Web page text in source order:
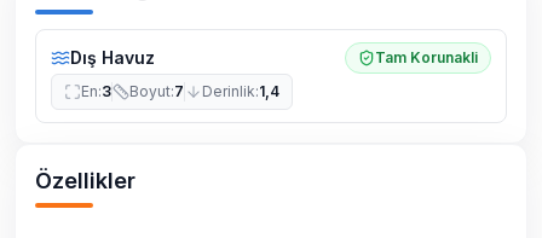
Dış Havuz
Tam Korunakli
En:3 Boyut:7 Derinlik:1,4
Özellikler